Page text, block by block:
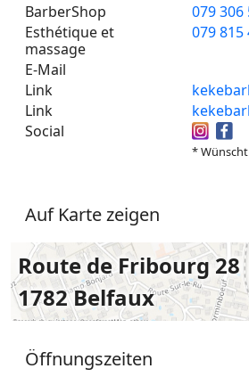
BarberShop 079 306
Esthétique et
massage
079 815
E-Mail
Link
Link
Social
*
Auf Karte zeigen
Route de Fribourg 28
1782 Belfaux
Öffnungszeiten